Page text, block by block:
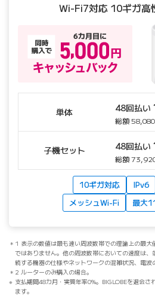
Wi-Fi7対応 10ギガ高
単体 48回払い
総額
子機セット 48回払い
総額
10ギガ対応 IPv6
メッシュWi-Fi
最大
1 表示の数値は最も速い周波数帯での理論上の最
ではありません。他の周波数帯においての速度は
続する機器の仕様やネットワークの混雑状況、電波
2 ルーターのみ購入の場合。
支払期間48カ月・実質年率0%。BIGLOBEを退会さ
ます。